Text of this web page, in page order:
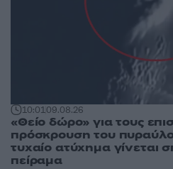
10:0109.08.26
«Θείο δώρο» για τους
πρόσκρουση του
τυχαίο ατύχημα γίνεται
πείραμα